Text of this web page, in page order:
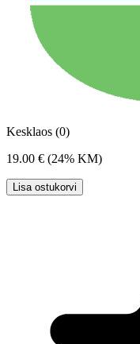
Kesklaos (0)
19.00 € (24% KM)
Lisa ostukorvi